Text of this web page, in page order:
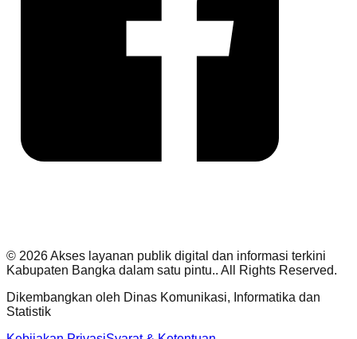
© 2026Akses layanan publik digital dan informasi terkini
Kabupaten Bangka dalam satu pintu.. All Rights Reserved.
Dikembangkan oleh Dinas Komunikasi, Informatika dan
Statistik